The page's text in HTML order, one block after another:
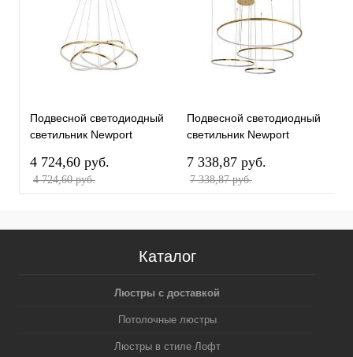
Подвесной светодиодный
светильник Newport
М0068824
4 724,60 pуб.
4 724,60 pуб.
Подвесной светодиодный
светильник Newport
М0068731
7 338,87 pуб.
7 338,87 pуб.
Каталог
Люстры с доставкой
Потолочные люстры
Люстры в стиле Лофт